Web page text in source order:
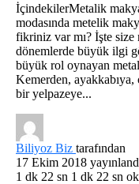
İçindekilerMetalik
modasında metelik
fikriniz var mı? İşte
dönemlerde büyük ilgi
büyük rol oynayan
Kemerden,
bir yelpazeye...
Biliyoz Biz tarafından
17 Ekim 2018
1 dk 22 sn 1 dk 22 sn